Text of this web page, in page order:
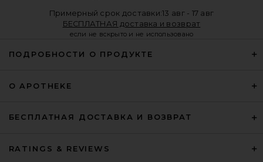
Примерный срок доставки:13 авг - 17 авг
БЕСПЛАТНАЯ доставка и возврат
если не вскрыто и не использовано
ПОДРОБНОСТИ О ПРОДУКТЕ
О APOTHEKE
БЕСПЛАТНАЯ ДОСТАВКА И ВОЗВРАТ
RATINGS & REVIEWS